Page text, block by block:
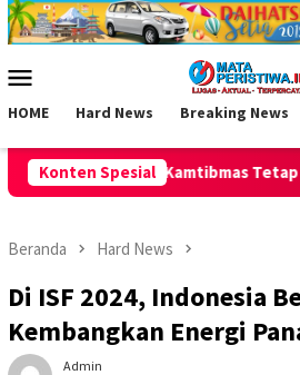
Loncat
ke
Mobile
HOME Hard News Breaking News
Konten Spesial
Tetap Kondusif Polsek
Beranda Hard News
Di ISF 2024, Indonesia
Kembangkan Energi
Admin